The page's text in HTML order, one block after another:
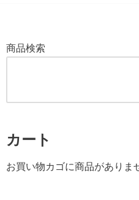
商品検索
カート
お買い物カゴに商品がありま